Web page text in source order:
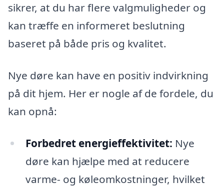
sikrer, at du har flere valgmuligheder og
kan træffe en informeret beslutning
baseret på både pris og kvalitet.
Nye døre kan have en positiv indvirkning
på dit hjem. Her er nogle af de fordele, du
kan opnå:
Forbedret energieffektivitet: Nye
døre kan hjælpe med at reducere
varme- og køleomkostninger, hvilket